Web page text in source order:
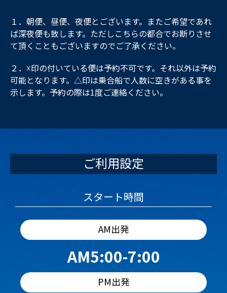
１．朝便、昼便、夜便とございます。またご希望であれ
ば深夜便も致します。ただしこちらの都合でお断りさせ
て頂くこともございますのでご了承ください。
２．☓印の付いている便は予約不可です。それ以外は予約
可能となります。△印は乗合船で人数に空きがある事を
示します。予約の際は1度ご連絡ください。
ご利用設定
スタート時間
AM出発
AM5:00-7:00
PM出発